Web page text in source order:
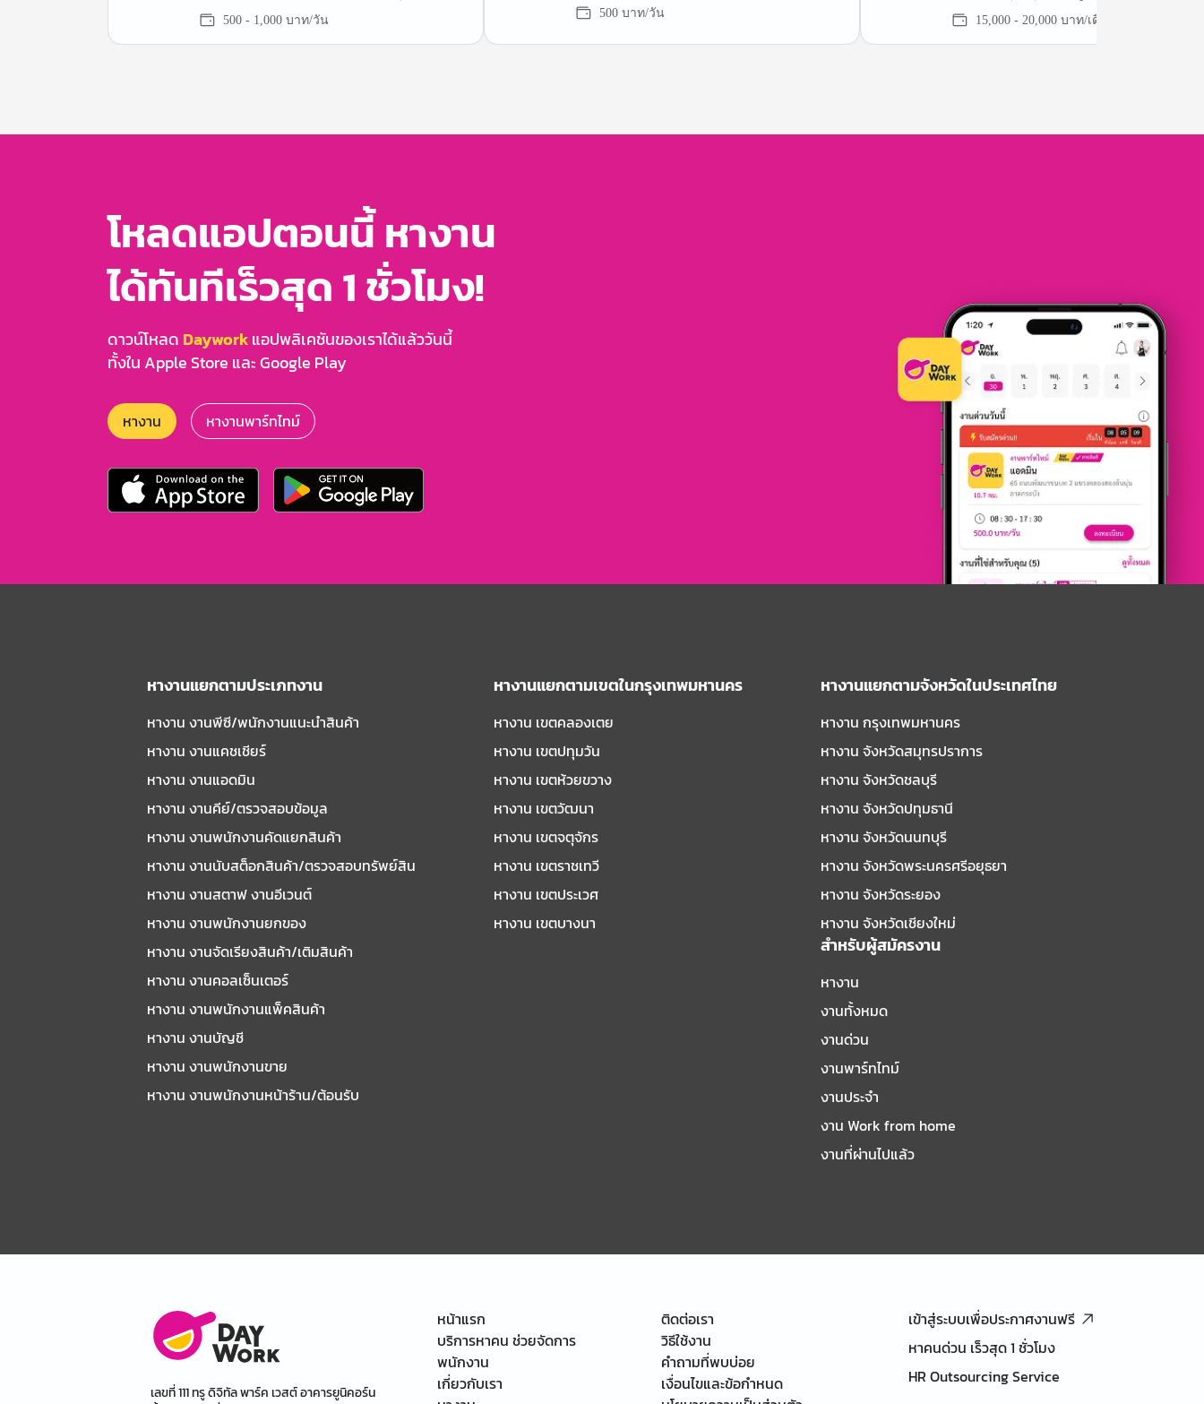
500 - 1,000 บาท/วัน
500 บาท/วัน
15,000 - 20,000 บาท/เดือน
โหลดแอปตอนนี้ หางาน
ได้ทันทีเร็วสุด 1 ชั่วโมง!
ดาวน์โหลด Dayworkแอปพลิเคชันของเราได้แล้ววันนี้
ทั้งใน Apple Store และ Google Play
หางาน หางานพาร์ทไทม์
หางานแยกตามประเภทงาน
หางาน งานพีซี/พนักงานแนะนําสินค้า
หางาน งานแคชเชียร์
หางาน งานแอดมิน
หางาน งานคีย์/ตรวจสอบข้อมูล
หางาน งานพนักงานคัดแยกสินค้า
หางาน งานนับสต็อกสินค้า/ตรวจสอบทรัพย์สิน
หางาน งานสตาฟ งานอีเวนต์
หางาน งานพนักงานยกของ
หางาน งานจัดเรียงสินค้า/เติมสินค้า
หางาน งานคอลเซ็นเตอร์
หางาน งานพนักงานแพ็คสินค้า
หางาน งานบัญชี
หางาน งานพนักงานขาย
หางาน งานพนักงานหน้าร้าน/ต้อนรับ
หางานแยกตามเขตในกรุงเทพมหานคร
หางาน เขตคลองเตย
หางาน เขตปทุมวัน
หางาน เขตห้วยขวาง
หางาน เขตวัฒนา
หางาน เขตจตุจักร
หางาน เขตราชเทวี
หางาน เขตประเวศ
หางาน เขตบางนา
หางานแยกตามจังหวัดในประเทศไทย
หางาน กรุงเทพมหานคร
หางาน จังหวัดสมุทรปราการ
หางาน จังหวัดชลบุรี
หางาน จังหวัดปทุมธานี
หางาน จังหวัดนนทบุรี
หางาน จังหวัดพระนครศรีอยุธยา
หางาน จังหวัดระยอง
หางาน จังหวัดเชียงใหม่
สำหรับผู้สมัครงาน
หางาน
งานทั้งหมด
งานด่วน
งานพาร์ทไทม์
งานประจำ
งาน Work from home
งานที่ผ่านไปแล้ว
เลขที่ 111 ทรู ดิจิทัล พาร์ค เวสต์ อาคารยูนิคอร์น
หน้าแรก
บริการหาคน ช่วยจัดการ
พนักงาน
เกี่ยวกับเรา
ติดต่อเรา
วิธีใช้งาน
คำถามที่พบบ่อย
เงื่อนไขและข้อกำหนด
เข้าสู่ระบบเพื่อประกาศงานฟรี
หาคนด่วน เร็วสุด 1 ชั่วโมง
HR Outsourcing Service